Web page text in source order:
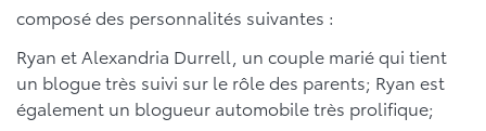
composé des personnalités suivantes :
Ryan et Alexandria Durrell, un couple marié qui tient
un blogue très suivi sur le rôle des parents; Ryan est
également un blogueur automobile très prolifique;